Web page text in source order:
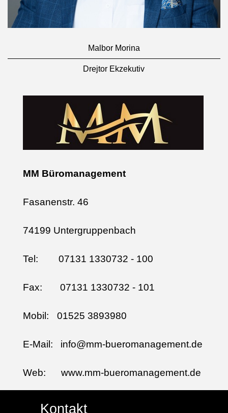
Malbor Morina
Drejtor Ekzekutiv
MM Büromanagement
Fasanenstr. 46
74199 Untergruppenbach
Tel: 07131 1330732 - 100
Fax: 07131 1330732 - 101
Mobil: 01525 3893980
E-Mail: info@mm-bueromanagement.de
Web: www.mm-bueromanagement.de
Kontakt